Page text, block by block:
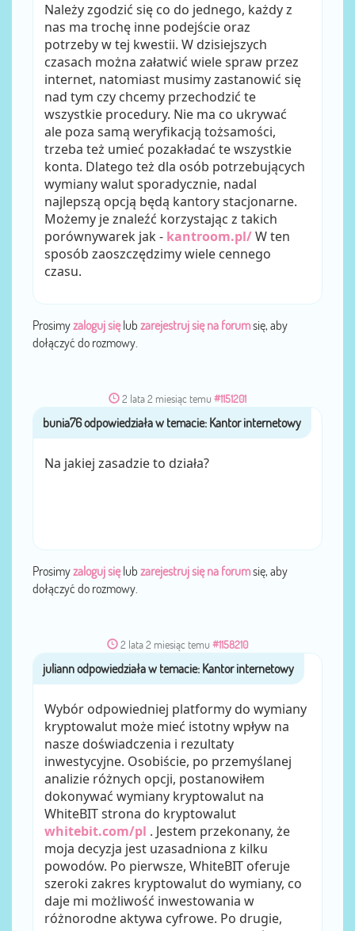
Należy zgodzić się co do jednego, każdy z
nas ma trochę inne podejście oraz
potrzeby w tej kwestii. W dzisiejszych
czasach można załatwić wiele spraw przez
internet, natomiast musimy zastanowić się
nad tym czy chcemy przechodzić te
wszystkie procedury. Nie ma co ukrywać
ale poza samą weryfikacją tożsamości,
trzeba też umieć pozakładać te wszystkie
konta. Dlatego też dla osób potrzebujących
wymiany walut sporadycznie, nadal
najlepszą opcją będą kantory stacjonarne.
Możemy je znaleźć korzystając z takich
porównywarek jak - kantroom.pl/W ten
sposób zaoszczędzimy wiele cennego
czasu.
Prosimyzaloguj sięlub zarejestruj się na forumsię, aby
dołączyć do rozmowy.
2 lata 2 miesiąc temu #1151201
przezbunia76
Na jakiej zasadzie to działa?
Prosimyzaloguj sięlub zarejestruj się na forumsię, aby
dołączyć do rozmowy.
2 lata 2 miesiąc temu #1158210
przezjuliann
Wybór odpowiedniej platformy do wymiany
kryptowalut może mieć istotny wpływ na
nasze doświadczenia i rezultaty
inwestycyjne. Osobiście, po przemyślanej
analizie różnych opcji, postanowiłem
dokonywać wymiany kryptowalut na
WhiteBIT strona do kryptowalut
whitebit.com/pl . Jestem przekonany, że
moja decyzja jest uzasadniona z kilku
powodów. Po pierwsze, WhiteBIT oferuje
szeroki zakres kryptowalut do wymiany, co
daje mi możliwość inwestowania w
różnorodne aktywa cyfrowe. Po drugie,